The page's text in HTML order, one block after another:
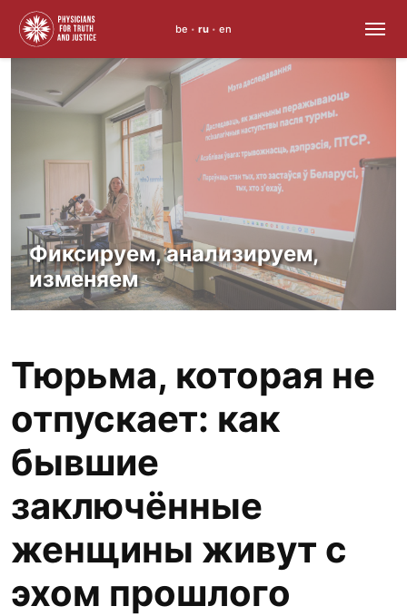
to
content
be • ru • en
Фиксируем, анализируем,
изменяем
Тюрьма, которая не
отпускает: как
бывшие
заключённые
женщины живут с
эхом прошлого